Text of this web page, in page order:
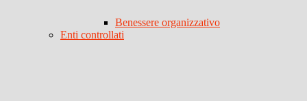
Benessere organizzativo
Enti controllati